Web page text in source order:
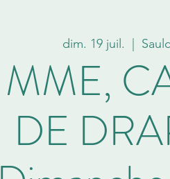
dim. 19 juil.
  |
MME,
DE